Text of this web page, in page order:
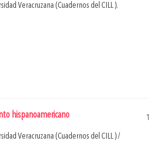
Veracruzana (Cuadernos del CILL ).
hispanoamericano
Veracruzana (Cuadernos del CILL ) /